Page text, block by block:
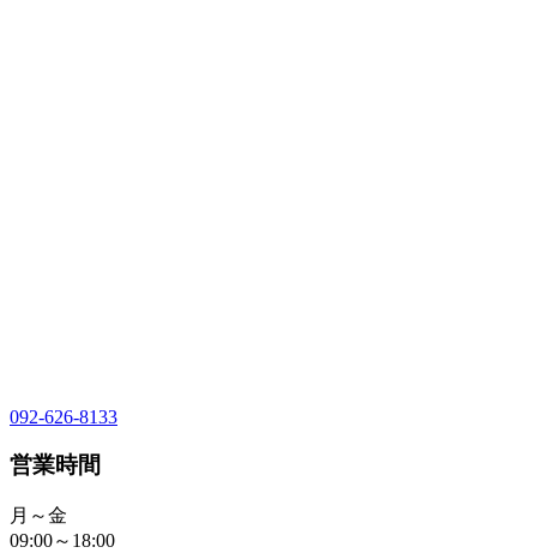
092-626-8133
営業時間
月～金
09:00～18:00